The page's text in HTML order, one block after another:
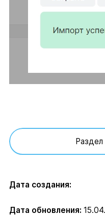
Дата создания:
Дата обновления: